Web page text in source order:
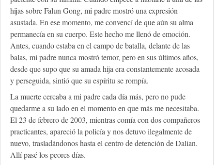
hijas sobre Falun Gong, mi padre mostró una expresión
asustada. En ese momento, me convencí de que aún su alma
permanecía en su cuerpo. Este hecho me llenó de emoción.
Antes, cuando estaba en el campo de batalla, delante de las
balas, mi padre nunca mostró temor, pero en sus últimos años,
desde que supo que su amada hija era constantemente acosada
y perseguida, sintió que su espíritu se rompía.
La muerte cercaba a mi padre cada día más, pero no pude
quedarme a su lado en el momento en que más me necesitaba.
El 23 de febrero de 2003, mientras comía con dos compañeros
practicantes, apareció la policía y nos detuvo ilegalmente de
nuevo, trasladándonos hasta el centro de detención de Dalian.
Allí pasé los peores días.